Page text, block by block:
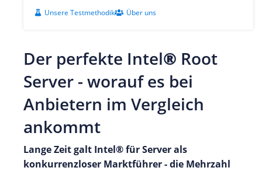
Unsere Testmethodik Über uns
Der perfekte Intel® Root
Server - worauf es bei
Anbietern im Vergleich
ankommt
Lange Zeit galt Intel® für Server als
konkurrenzloser Marktführer - die Mehrzahl